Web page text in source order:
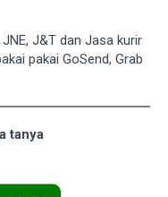
J&T dan Jasa kurir
pakai GoSend, Grab
tanya